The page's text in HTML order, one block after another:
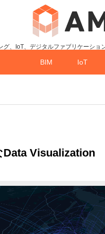
グ、IoT、デジタルファブリケーシ
BIM IoT
Data Visualization